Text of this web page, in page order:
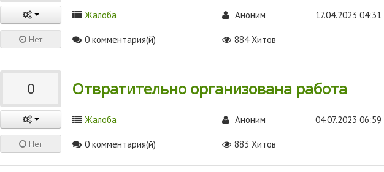
Нет
Жалоба Аноним 17.04.2023 04:31
0 комментария(й) 884 Хитов
0
Нет
Отвратительно организована работа
Жалоба Аноним 04.07.2023 06:59
0 комментария(й) 883 Хитов